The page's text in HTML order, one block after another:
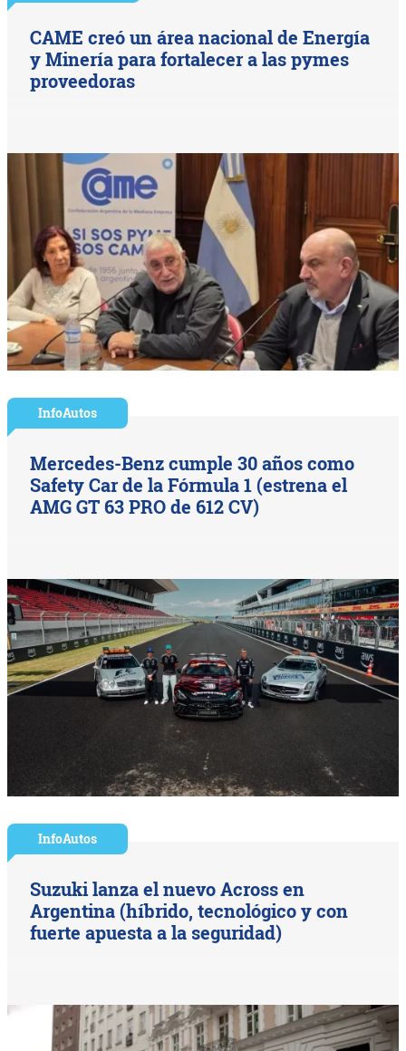
CAME creó un área nacional de Energía
y Minería para fortalecer a las pymes
proveedoras
InfoAutos
Mercedes-Benz cumple 30 años como
Safety Car de la Fórmula 1 (estrena el
AMG GT 63 PRO de 612 CV)
InfoAutos
Suzuki lanza el nuevo Across en
Argentina (híbrido, tecnológico y con
fuerte apuesta a la seguridad)